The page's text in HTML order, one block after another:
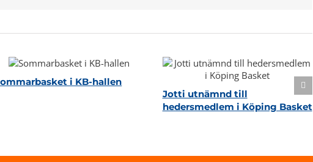
i KB-hallen
Jotti utnämnd till
hedersmedlem i Köping Basket